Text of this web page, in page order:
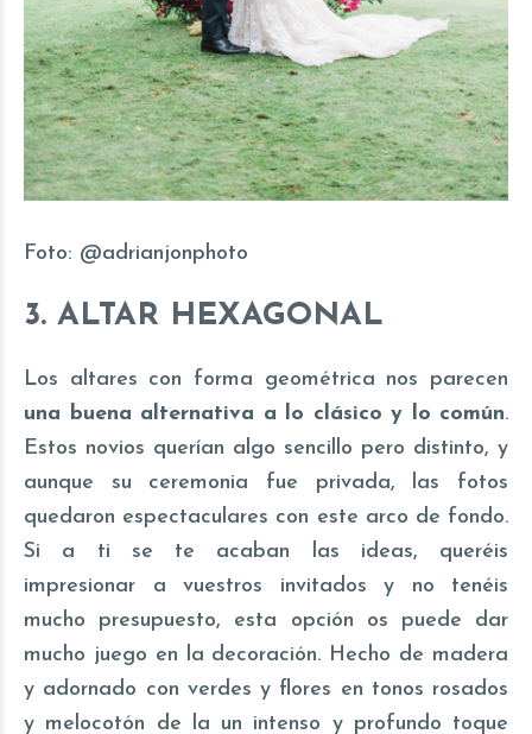
Foto: @adrianjonphoto
3. ALTAR HEXAGONAL
Los altares con forma geométrica nos parecen
una buena alternativa a lo clásico y lo común.
Estos novios querían algo sencillo pero distinto, y
aunque su ceremonia fue privada, las fotos
quedaron espectaculares con este arco de fondo.
Si a ti se te acaban las ideas, queréis
impresionar a vuestros invitados y no tenéis
mucho presupuesto, esta opción os puede dar
mucho juego en la decoración. Hecho de madera
y adornado con verdes y flores en tonos rosados
y melocotón de la un intenso y profundo toque